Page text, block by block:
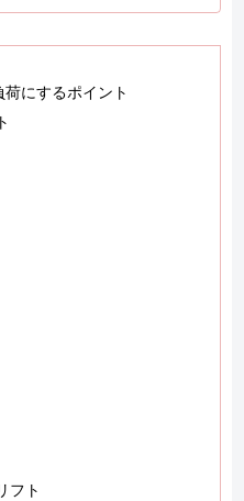
にするポイント
フト